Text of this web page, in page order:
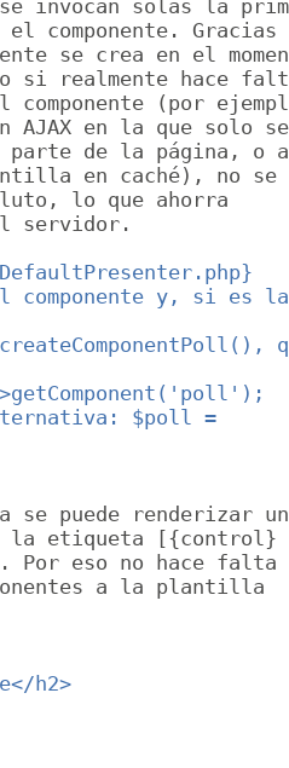
invocan solas la
el componente.
se crea en el
si realmente hace
componente (por
AJAX en la que solo
parte de la página, o
en caché), no se
lo que ahorra
servidor.
componente y, si es
$poll =
se puede renderizar
la etiqueta [{control}
Por eso no hace falta
a la plantilla
h2>